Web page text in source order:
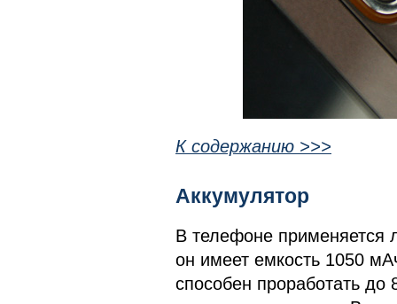
К содержанию >>>
Аккумулятор
В телефоне применяется
он имеет емкость 1050
способен проработать до